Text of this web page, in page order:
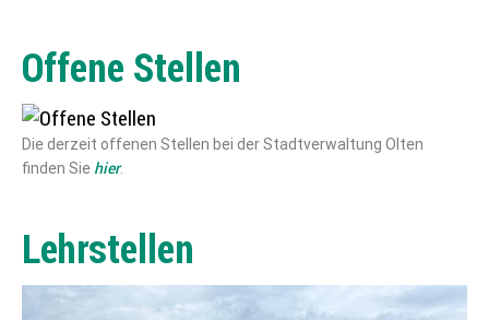
Offene Stellen
Die derzeit offenen Stellen bei der Stadtverwaltung Olten
finden Sie hier.
Lehrstellen